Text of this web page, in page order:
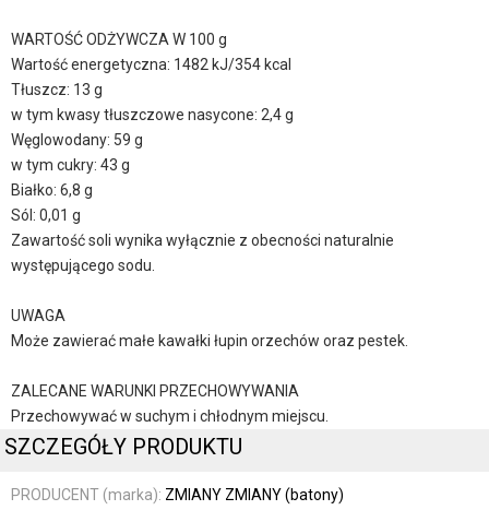
WARTOŚĆ ODŻYWCZA W 100 g
Wartość energetyczna: 1482 kJ/354 kcal
Tłuszcz: 13 g
w tym kwasy tłuszczowe nasycone: 2,4 g
Węglowodany: 59 g
w tym cukry: 43 g
Białko: 6,8 g
Sól: 0,01 g
Zawartość soli wynika wyłącznie z obecności naturalnie
występującego sodu.
UWAGA
Może zawierać małe kawałki łupin orzechów oraz pestek.
ZALECANE WARUNKI PRZECHOWYWANIA
Przechowywać w suchym i chłodnym miejscu.
SZCZEGÓŁY PRODUKTU
PRODUCENT (marka): ZMIANY ZMIANY (batony)